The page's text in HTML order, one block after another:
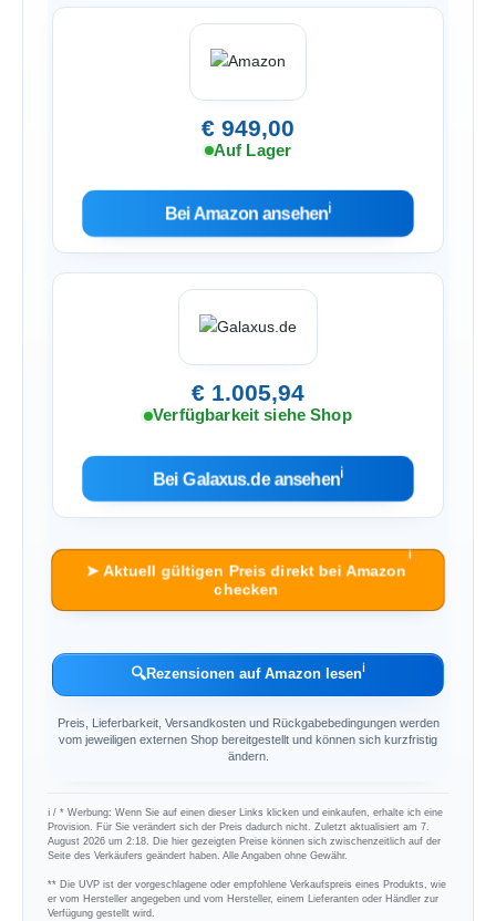
€ 949,00
Auf Lager
Bei Amazon ansehenℹ︎
€ 1.005,94
Verfügbarkeit siehe Shop
Bei Galaxus.de ansehenℹ︎
➤ Aktuell gültigen Preis direkt bei Amazon
checken
ℹ︎
🔍Rezensionen auf Amazon lesenℹ︎
Preis, Lieferbarkeit, Versandkosten und Rückgabebedingungen werden
vom jeweiligen externen Shop bereitgestellt und können sich kurzfristig
ändern.
ℹ︎ / * Werbung: Wenn Sie auf einen dieser Links klicken und einkaufen, erhalte ich eine
Provision. Für Sie verändert sich der Preis dadurch nicht. Zuletzt aktualisiert am 7.
August 2026 um 2:18. Die hier gezeigten Preise können sich zwischenzeitlich auf der
Seite des Verkäufers geändert haben. Alle Angaben ohne Gewähr.
** Die UVP ist der vorgeschlagene oder empfohlene Verkaufspreis eines Produkts, wie
er vom Hersteller angegeben und vom Hersteller, einem Lieferanten oder Händler zur
Verfügung gestellt wird.